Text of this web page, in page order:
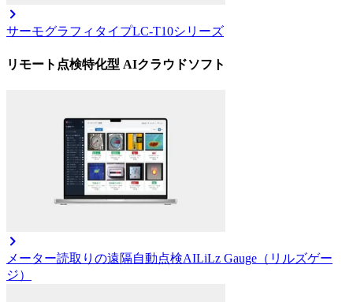
サーモグラフィタイプLC-T10シリーズ
リモート点検特化型 AIクラウドソフト
メーター読取りの遠隔自動点検AILiLz Gauge（リルズゲー
ジ）